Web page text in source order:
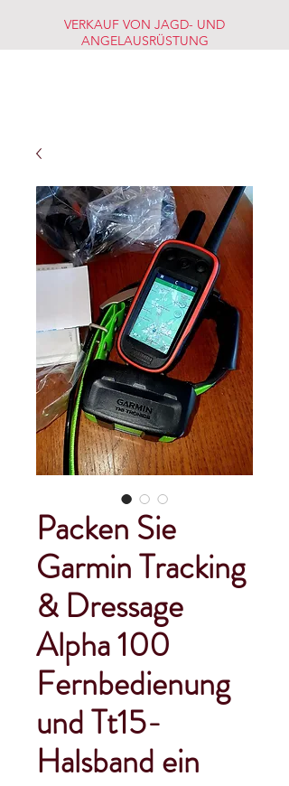
VERKAUF VON JAGD- UND
ANGELAUSRÜSTUNG
Packen Sie
Garmin Tracking
& Dressage
Alpha 100
Fernbedienung
und Tt15-
Halsband ein